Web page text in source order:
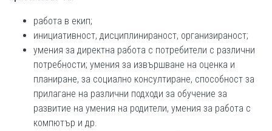
работа в екип;
инициативност, дисциплинираност, организираност;
умения за директна работа с потребители с различни
потребности; умения за извършване на оценка и
планиране, за социално консултиране, способност за
прилагане на различни подходи за обучение за
развитие на умения на родители, умения за работа с
компютър и др.